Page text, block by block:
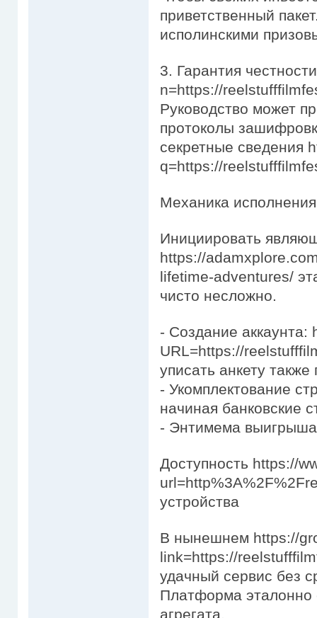
приветственный
исполинскими
3. Гарантия
n=https://
Руководство может
протоколы
секретные сведения
q=https://
Механика исполнения
Инициировать
https://
lifetime-adventures/
чисто несложно.
- Создание
URL=https://
уписать анкету
- Укомплектование
начиная банковские
- Энтимема
Доступность https://
устройства
В нынешнем https://
link=https://
удачный сервис без
Платформа эталонно
агрегата.